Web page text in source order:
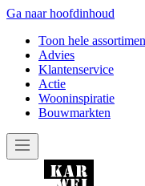
Ga naar hoofdinhoud
Toon hele
Advies
Klantenservice
Actie
Wooninspiratie
Bouwmarkten